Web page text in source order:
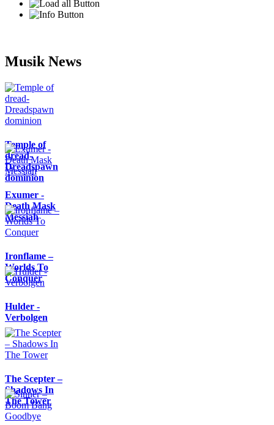
Musik News
Temple of
dread-
Dreadspawn
dominion
Exumer -
Death Mask
Messiah
Ironflame –
Worlds To
Conquer
Hulder -
Verbolgen
The Scepter –
Shadows In
The Tower